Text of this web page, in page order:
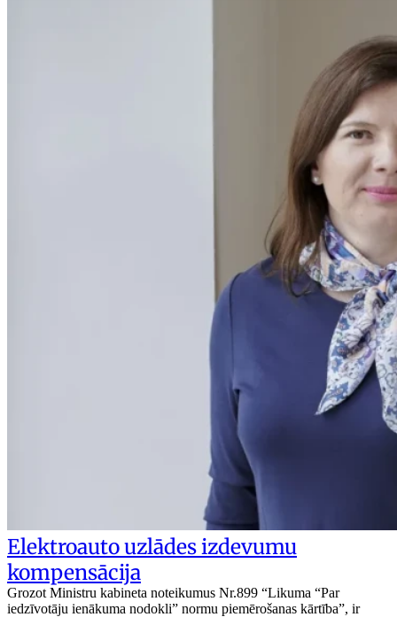
Elektroauto uzlādes izdevumu
kompensācija
Grozot Ministru kabineta noteikumus Nr.899 “Likuma “Par
iedzīvotāju ienākuma nodokli” normu piemērošanas kārtība”, ir